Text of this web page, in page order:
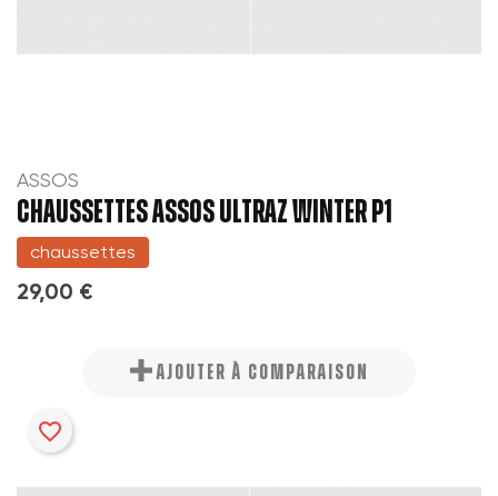
ASSOS
CHAUSSETTES ASSOS ULTRAZ WINTER P1
chaussettes
29,00 €
AJOUTER À COMPARAISON
favorite_border